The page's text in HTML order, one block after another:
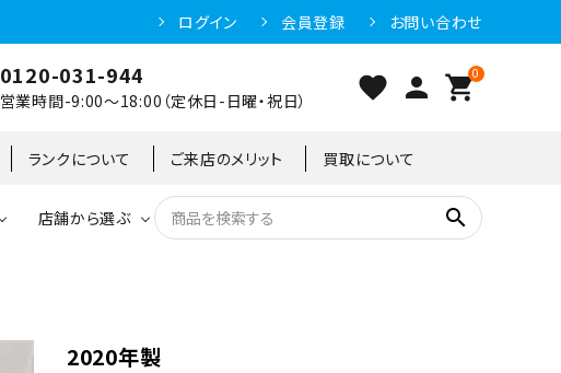
ログイン 会員登録 お問い合わせ
0120-031-944
営業時間-9:00～18:00（定休日-日曜・祝日） favorite person 0
shopping_cart
ランクについて ご来店のメリット 買取について
店舗から選ぶ search
2020年製